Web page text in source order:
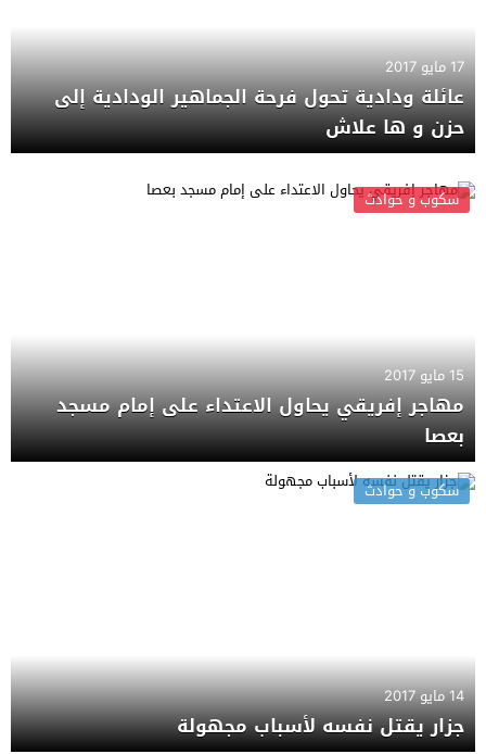
17 مايو 2017
عائلة ودادية تحول فرحة الجماهير الودادية إلى
حزن و ها علاش
سكوب و حوادث
15 مايو 2017
مهاجر إفريقي يحاول الاعتداء على إمام مسجد
بعصا
سكوب و حوادث
14 مايو 2017
جزار يقتل نفسه لأسباب مجهولة